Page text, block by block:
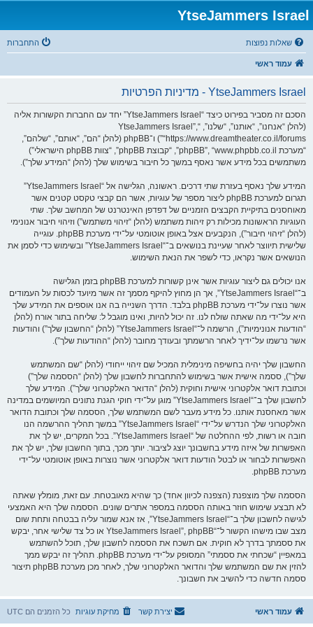
YtseJammers Israel
שאלות נפוצות התחברות
עמוד ראשי
YtseJammers Israel - מדיניות הפרטיות
הסכם זה מסביר בפירוט כיצד “YtseJammers Israel” יחד עם החברות הקשורות אליה
(להלן “אנחנו”, “אותנו”, “שלנו”, “YtseJammers Israel”,
“https://www.dreamtheater.co.il/forums”) ו־phpBB (להלן “הם”, “אותם”, “שלהם”,
“מערכת phpBB”, “www.phpbb.co.il”, “קבוצת phpBB”, “צוות phpBB הישראלי”)
משתמשים בכל מידע אשר נאסף במשך כל חיבור בשימוש שלך (להלן “המידע שלך”).
המידע שלך נאסף בעזרת שתי דרכים. ראשונה, הגלישה אל “YtseJammers Israel”
תגרום למערכת phpBB ליצור מספר של עוגיות, אשר הם קבצי טקסט קטנים אשר
מאוחסנים בתיקיית הקבצים הזמניים של דפדפן האינטרנט של המחשב שלך. שתי
העוגיות הראשונות מכילות רק זיהות משתמש (להלן “זיהוי משתמש”) וזיהוי חיבור אנונימי
(להלן “זיהוי חיבור”), הנקבעים אצל באופן אוטומטי על־ידי מערכת phpBB. עוגייה
שלישית תיווצר לאחר שעיינת בנושאים ב־“YtseJammers Israel” ובשימוש כדי לסמן את
הנושאים אשר נקראו, כדי לשפר את הנאת השימוש.
אנו יכולים גם ליצור עוגיות אשר אינן קשורות למערכת phpBB בזמן הגלישה
ב־“YtseJammers Israel”, אך הן מחוץ להיקף מסמך זה אשר מיועד לכסות על העמודים
אשר נוצרו על־ידי מערכת phpBB בלבד. הדרך השנייה בה אנו אוספים את המידע שלך
היא על־ידי מה שאתה שולח לנו. זה יכול להיות, ואינו מוגבל ל: שליחה בתור אורח (להלן
“הודעות אנונימיות”), הרשמה ל־“YtseJammers Israel” (להלן “החשבון שלך”) והודעות
אשר נרשמו על־ידיך לאחר הרשמתך ובעודך מחובר (להלן “ההודעות שלך”).
החשבון שלך יהיה בחשיפה מינימלית המכיל שם זיהוי ייחודי (להלן “שם המשתמש
שלך”), ססמה אישית אשר בשימוש להתחברות לחשבון שלך (להלן “הססמה שלך”)
וכתובת דואר אלקטרוני אישית וחוקית (להלן “הדואר האלקטרוני שלך”). המידע שלך
לחשבון שלך ב־“YtseJammers Israel” מוגן על־ידי חוקי הגנת נתונים המיושמים במדינה
אשר מאחסנת אותנו. כל מידע מעבר לשם המשתמש שלך, הססמה שלך וכתובת הדואר
האלקטרוני שלך הנדרש על־ידי “YtseJammers Israel” במשך תהליך ההרשמה הנו
חובה או רשות, לפי ההחלטה של “YtseJammers Israel”. בכל המקרים, יש לך את
האפשרות של איזה מידע בחשבונך יוצג לציבור. יותך מכך, בתוך החשבון שלך, יש לך את
האפשרות לבחור או לבטל הודעות דואר אלקטרוני אשר נוצרות באופן אוטומטי על־ידי
מערכת phpBB.
הססמה שלך מוצפנת (הצפנה לכיוון אחד) כך שהיא מאובטחת. עם זאת, מומלץ שאתה
לא תבצע שימוש חוזר באותה הססמה במספר אתרים שונים. הססמה שלך היא האמצעי
לגישה לחשבון שלך ב־“YtseJammers Israel”, אז אנא שמור עליה בבטחה ותחת שום
מצב שבו מישהו הקשור ל־“YtseJammers Israel”, phpBB או כל צד שלישי אחר, יבקש
את ססמתך בדרך לא חוקית. אם תשכח את הססמה לחשבון שלך, תוכל להשתמש
במאפיין “שכחתי את ססמתי” המסופק על־ידי מערכת phpBB. תהליך זה יבקש ממך
להזין את שם המשתמש שלך והדואר האלקטרוני שלך, לאחר מכן מערכת phpBB תיצור
ססמה חדשה כדי להשיב את חשבונך.
עמוד ראשי כל הזמנים הם UTC מחיקת עוגיות יצירת קשר